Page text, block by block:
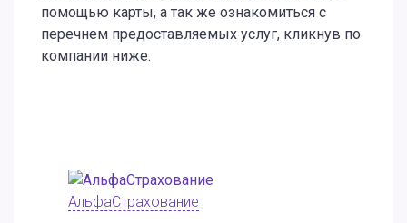
помощью карты, а так же ознакомиться с
перечнем предоставляемых услуг, кликнув по
компании ниже.
АльфаСтрахование